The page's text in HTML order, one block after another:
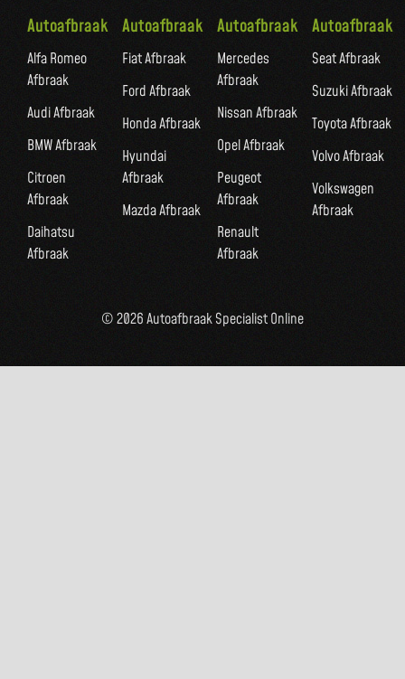
Autoafbraak
Alfa Romeo
Afbraak
Audi Afbraak
BMW Afbraak
Citroen
Afbraak
Daihatsu
Afbraak
Autoafbraak
Fiat Afbraak
Ford Afbraak
Honda Afbraak
Hyundai
Afbraak
Mazda Afbraak
Autoafbraak
Mercedes
Afbraak
Nissan Afbraak
Opel Afbraak
Peugeot
Afbraak
Renault
Afbraak
Autoafbraak
Seat Afbraak
Suzuki Afbraak
Toyota Afbraak
Volvo Afbraak
Volkswagen
Afbraak
© 2026 Autoafbraak Specialist Online